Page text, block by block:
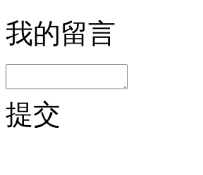
我的留言
提交